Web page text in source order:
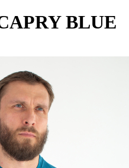
BLUE